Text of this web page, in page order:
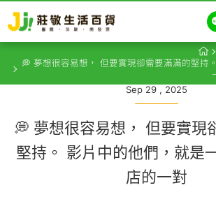
💭 夢想很容易想， 但要實現卻需要滿滿的堅持
Sep 29 , 2025
💭 夢想很容易想， 但要實現
堅持。 影片中的他們，就是
店的一對